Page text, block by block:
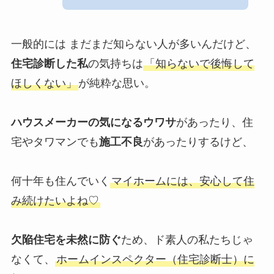
一般的には まだまだ知らない人が多いんだけど、
住宅診断した私の気持ちは「知らないで後悔して
ほしくない」が純粋な思い。
ハウスメーカーの気になるウワサがあったり、住
宅やタワマンでも施工不良があったりするけど、
何十年も住んでいく マイホームには、安心して住
み続けたいよね♡
欠陥住宅を未然に防ぐため、ド素人の私たちじゃ
なくて、 ホームインスペクター（住宅診断士）に